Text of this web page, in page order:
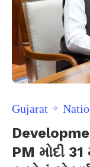
Gujarat
PM મોદી 31